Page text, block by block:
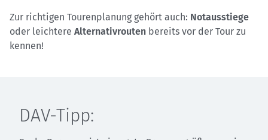
Zur richtigen Tourenplanung gehört auch: Notausstiege
oder leichtere Alternativrouten bereits vor der Tour zu
kennen!
DAV-Tipp: